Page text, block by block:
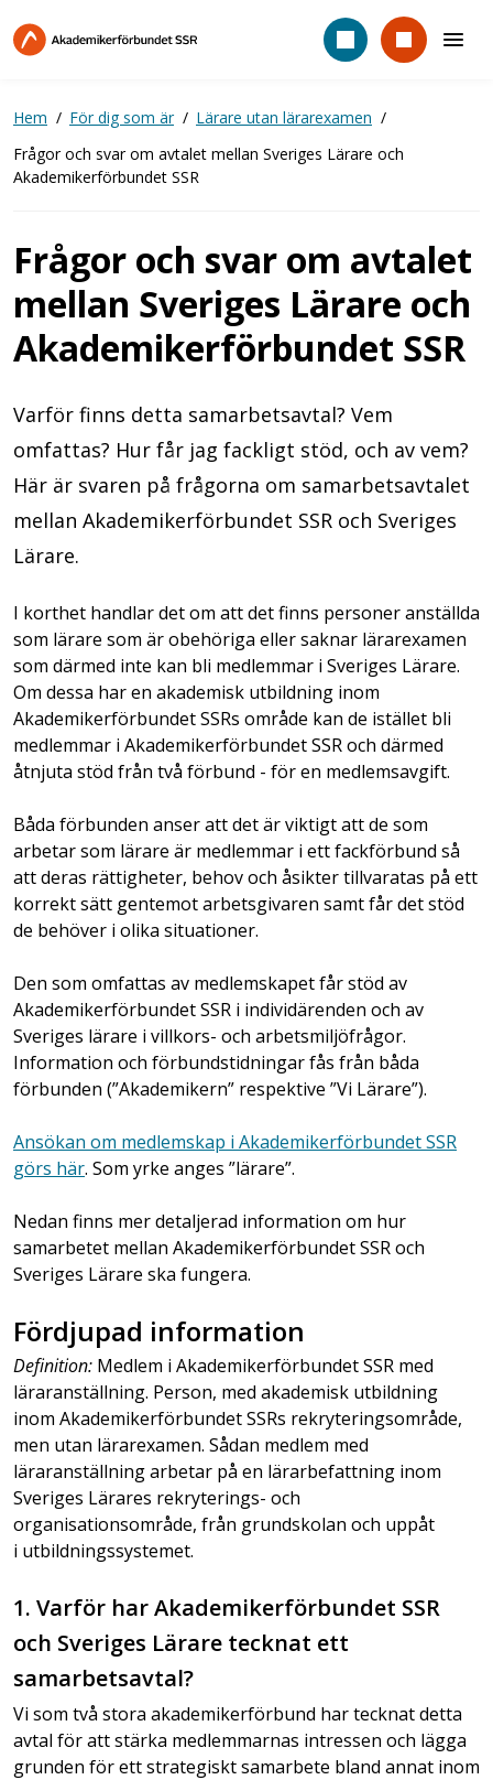
till
Hem För dig som är
Lärare utan lärarexamen
Frågor och svar om avtalet mellan Sveriges Lärare och
Akademikerförbundet SSR
Frågor och svar om avtalet
mellan Sveriges Lärare och
Akademikerförbundet SSR
Varför finns detta samarbetsavtal? Vem
omfattas? Hur får jag fackligt stöd, och av vem?
Här är svaren på frågorna om samarbetsavtalet
mellan Akademikerförbundet SSR och Sveriges
Lärare.
I korthet handlar det om att det finns personer anställda
som lärare som är obehöriga eller saknar lärarexamen
som därmed inte kan bli medlemmar i Sveriges Lärare.
Om dessa har en akademisk utbildning inom
Akademikerförbundet SSRs område kan de istället bli
medlemmar i Akademikerförbundet SSR och därmed
åtnjuta stöd från två förbund - för en medlemsavgift.
Båda förbunden anser att det är viktigt att de som
arbetar som lärare är medlemmar i ett fackförbund så
att deras rättigheter, behov och åsikter tillvaratas på ett
korrekt sätt gentemot arbetsgivaren samt får det stöd
de behöver i olika situationer.
Den som omfattas av medlemskapet får stöd av
Akademikerförbundet SSR i individärenden och av
Sveriges lärare i villkors- och arbetsmiljöfrågor.
Information och förbundstidningar fås från båda
förbunden (”Akademikern” respektive ”Vi Lärare”).
Ansökan om medlemskap i Akademikerförbundet SSR
görs här. Som yrke anges ”lärare”.
Nedan finns mer detaljerad information om hur
samarbetet mellan Akademikerförbundet SSR och
Sveriges Lärare ska fungera.
Fördjupad information
Definition: Medlem i Akademikerförbundet SSR med
läraranställning. Person, med akademisk utbildning
inom Akademikerförbundet SSRs rekryteringsområde,
men utan lärarexamen. Sådan medlem med
läraranställning arbetar på en lärarbefattning inom
Sveriges Lärares rekryterings- och
organisationsområde, från grundskolan och uppåt
i utbildningssystemet.
1. Varför har Akademikerförbundet SSR
och Sveriges Lärare tecknat ett
samarbetsavtal?
Vi som två stora akademikerförbund har tecknat detta
avtal för att stärka medlemmarnas intressen och lägga
grunden för ett strategiskt samarbete bland annat inom